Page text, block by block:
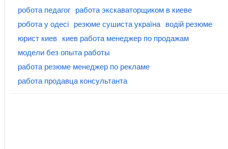
робота педагог
работа экскаваторщиком в киеве
робота у одесі
резюме сушиста україна
водій резюме
юрист киев
киев работа менеджер по продажам
модели без опыта работы
работа резюме менеджер по рекламе
работа продавца консультанта